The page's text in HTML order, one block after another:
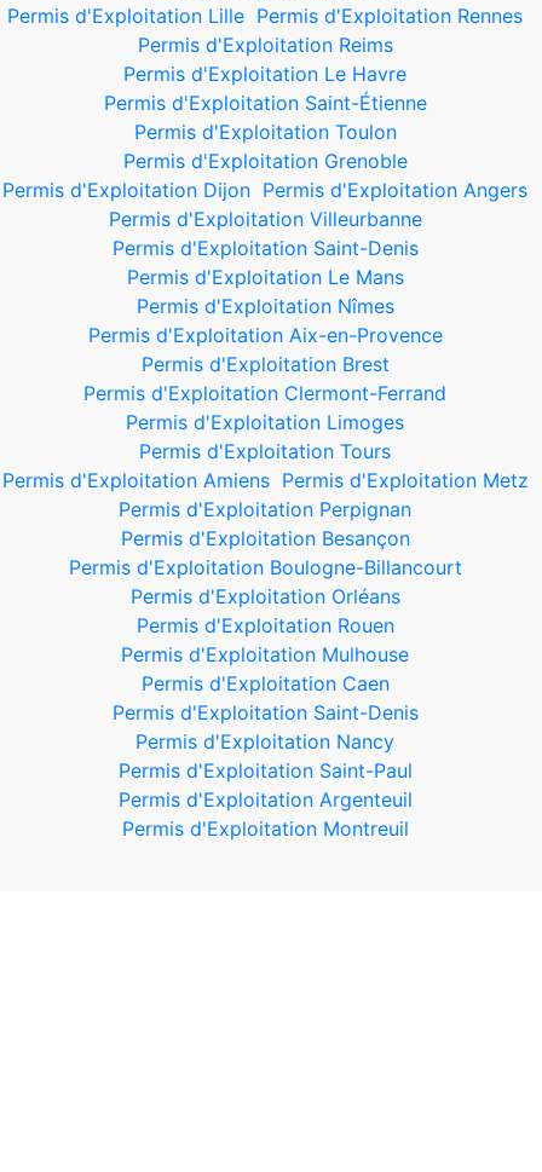
Permis d'Exploitation Lille Permis d'Exploitation Rennes
Permis d'Exploitation Reims
Permis d'Exploitation Le Havre
Permis d'Exploitation Saint-Étienne
Permis d'Exploitation Toulon
Permis d'Exploitation Grenoble
Permis d'Exploitation Dijon Permis d'Exploitation Angers
Permis d'Exploitation Villeurbanne
Permis d'Exploitation Saint-Denis
Permis d'Exploitation Le Mans
Permis d'Exploitation Nîmes
Permis d'Exploitation Aix-en-Provence
Permis d'Exploitation Brest
Permis d'Exploitation Clermont-Ferrand
Permis d'Exploitation Limoges
Permis d'Exploitation Tours
Permis d'Exploitation Amiens Permis d'Exploitation Metz
Permis d'Exploitation Perpignan
Permis d'Exploitation Besançon
Permis d'Exploitation Boulogne-Billancourt
Permis d'Exploitation Orléans
Permis d'Exploitation Rouen
Permis d'Exploitation Mulhouse
Permis d'Exploitation Caen
Permis d'Exploitation Saint-Denis
Permis d'Exploitation Nancy
Permis d'Exploitation Saint-Paul
Permis d'Exploitation Argenteuil
Permis d'Exploitation Montreuil